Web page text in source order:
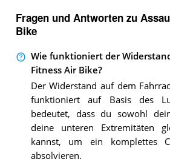
Fragen und Antworten zu
Bike
Wie funktioniert der
Fitness Air Bike?
Der Widerstand auf dem
funktioniert auf Basis des
bedeutet, dass du sowohl
deine unteren Extremitäten
kannst, um ein komplettes
absolvieren.